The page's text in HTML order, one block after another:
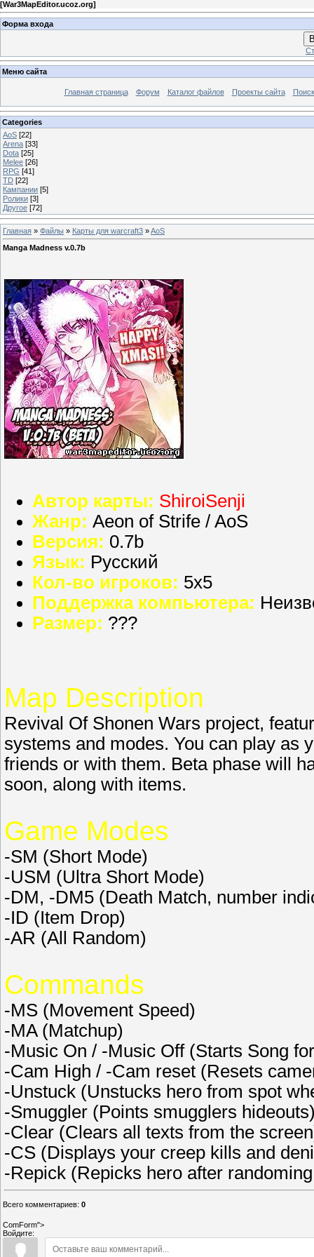
[War3MapEditor.ucoz.org]
Форма входа
Меню сайта
Главная страница Форум Каталог файлов Проекты сайта
Categories
AoS [22]
Arena [33]
Dota [25]
Melee [26]
RPG [41]
TD [22]
Кампании [5]
Ролики [3]
Другое [72]
Главная » Файлы » Карты для warcraft3 »AoS
Manga Madness v.0.7b
Автор карты: ShiroiSenji
Жанр: Aeon of Strife / AoS
Версия: 0.7b
Язык: Русский
Кол-во игроков: 5х5
Поддержка компьютера:
Размер: ???
Map Description
Revival Of Shonen Wars project,
systems and modes. You can play as
friends or with them. Beta phase will
soon, along with items.
Game Modes
-SM (Short Mode)
-USM (Ultra Short Mode)
-DM, -DM5 (Death Match, number
-ID (Item Drop)
-AR (All Random)
Commands
-MS (Movement Speed)
-MA (Matchup)
-Music On / -Music Off (Starts Song
-Cam High / -Cam reset (Resets
-Unstuck (Unstucks hero from spot
-Smuggler (Points smugglers
-Clear (Clears all texts from the
-CS (Displays your creep kills and
-Repick (Repicks hero after
Всего комментариев: 0
ComForm">
Войдите: